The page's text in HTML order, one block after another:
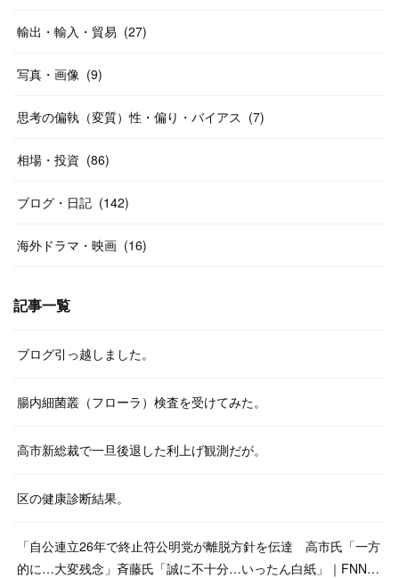
輸出・輸入・貿易 (27)
写真・画像 (9)
思考の偏執（変質）性・偏り・バイアス (7)
相場・投資 (86)
ブログ・日記 (142)
海外ドラマ・映画 (16)
記事一覧
ブログ引っ越しました。
腸内細菌叢（フローラ）検査を受けてみた。
高市新総裁で一旦後退した利上げ観測だが。
区の健康診断結果。
「自公連立26年で終止符公明党が離脱方針を伝達 高市氏「一方
的に…大変残念」斉藤氏「誠に不十分…いったん白紙」｜FNN…